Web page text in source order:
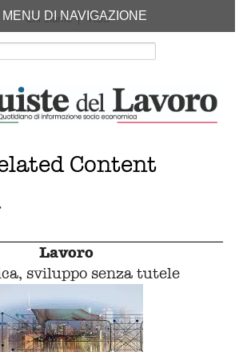
Chi siamo RSS
MENU DI NAVIGAZIONE
Content
Lavoro
sviluppo senza tutele